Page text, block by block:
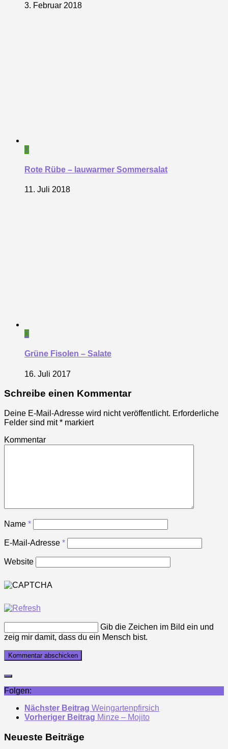
3. Februar 2018
0
Rote Rübe – lauwarmer Sommersalat
11. Juli 2018
0
Grüne Fisolen – Salate
16. Juli 2017
Schreibe einen Kommentar
Deine E-Mail-Adresse wird nicht veröffentlicht. Erforderliche
Felder sind mit* markiert
Kommentar
Name *
E-Mail-Adresse *
Website
Gib die Zeichen im Bild ein und
zeig mir damit, dass du ein Mensch bist.
Folgen:
Nächster Beitrag Weingartenpfirsich
Vorheriger Beitrag Minze – Mojito
Neueste Beiträge